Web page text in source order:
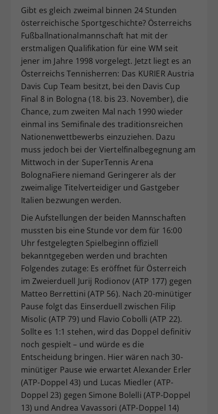
Gibt es gleich zweimal binnen 24 Stunden
österreichische Sportgeschichte? Österreichs
Fußballnationalmannschaft hat mit der
erstmaligen Qualifikation für eine WM seit
jener im Jahre 1998 vorgelegt. Jetzt liegt es an
Österreichs Tennisherren: Das KURIER Austria
Davis Cup Team besitzt, bei den Davis Cup
Final 8 in Bologna (18. bis 23. November), die
Chance, zum zweiten Mal nach 1990 wieder
einmal ins Semifinale des traditionsreichen
Nationenwettbewerbs einzuziehen. Dazu
muss jedoch bei der Viertelfinalbegegnung am
Mittwoch in der SuperTennis Arena
BolognaFiere niemand Geringerer als der
zweimalige Titelverteidiger und Gastgeber
Italien bezwungen werden.
Die Aufstellungen der beiden Mannschaften
mussten bis eine Stunde vor dem für 16:00
Uhr festgelegten Spielbeginn offiziell
bekanntgegeben werden und brachten
Folgendes zutage: Es eröffnet für Österreich
im Zweierduell Jurij Rodionov (ATP 177) gegen
Matteo Berrettini (ATP 56). Nach 20-minütiger
Pause folgt das Einserduell zwischen Filip
Misolic (ATP 79) und Flavio Cobolli (ATP 22).
Sollte es 1:1 stehen, wird das Doppel definitiv
noch gespielt – und würde es die
Entscheidung bringen. Hier wären nach 30-
minütiger Pause wie erwartet Alexander Erler
(ATP-Doppel 43) und Lucas Miedler (ATP-
Doppel 23) gegen Simone Bolelli (ATP-Doppel
13) und Andrea Vavassori (ATP-Doppel 14)
Zweck
Dieser Wert speichert Ihre Consent-
Einstellungen. Unter anderem eine
zufällig generierte ID, für die
historische Speicherung Ihrer
vorgenommen Einstellungen, falls der
Webseiten-Betreiber dies eingestellt
hat.